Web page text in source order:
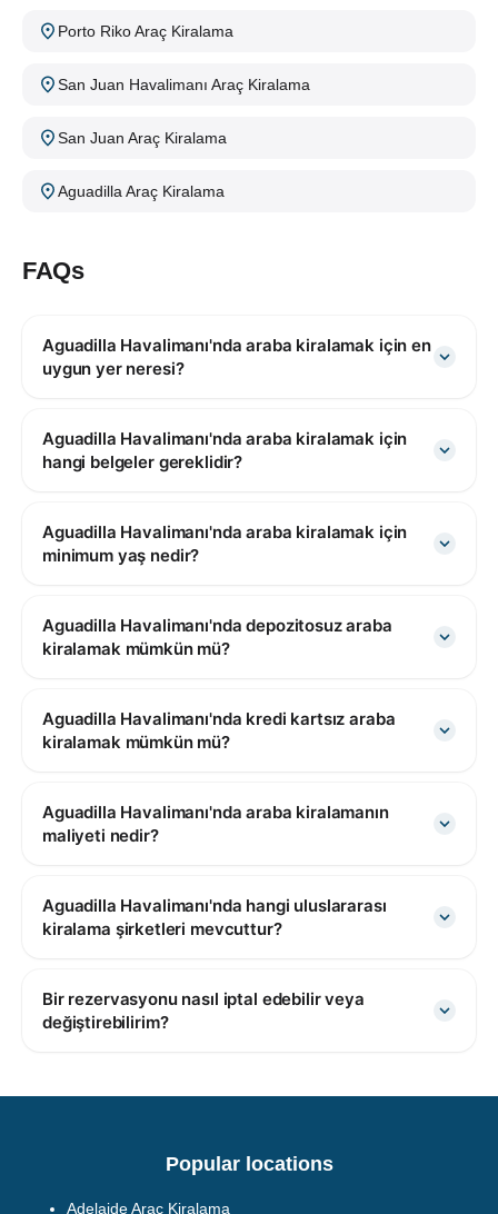
Porto Riko Araç Kiralama
San Juan Havalimanı Araç Kiralama
San Juan Araç Kiralama
Aguadilla Araç Kiralama
FAQs
Aguadilla Havalimanı'nda araba kiralamak için en
uygun yer neresi?
Aguadilla Havalimanı'nda araba kiralamak için
hangi belgeler gereklidir?
Aguadilla Havalimanı'nda araba kiralamak için
minimum yaş nedir?
Aguadilla Havalimanı'nda depozitosuz araba
kiralamak mümkün mü?
Aguadilla Havalimanı'nda kredi kartsız araba
kiralamak mümkün mü?
Aguadilla Havalimanı'nda araba kiralamanın
maliyeti nedir?
Aguadilla Havalimanı'nda hangi uluslararası
kiralama şirketleri mevcuttur?
Bir rezervasyonu nasıl iptal edebilir veya
değiştirebilirim?
Popular locations
Adelaide Araç Kiralama